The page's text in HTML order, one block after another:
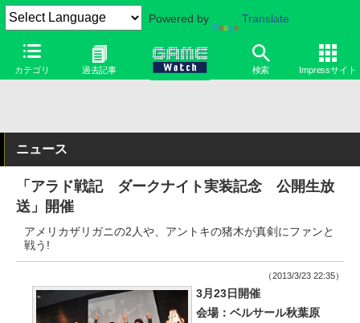
Powered by Translate
カテゴリ 過去記事 検索 Impressサイト
ニュース
「アラド戦記 ダークナイト実装記念 公開生放
送」開催
アメリカザリガニの2人や、アントキの猪木が真剣にファンと
戦う!
（2013/3/23 22:35）
3月23日開催
会場：ベルサール秋葉原